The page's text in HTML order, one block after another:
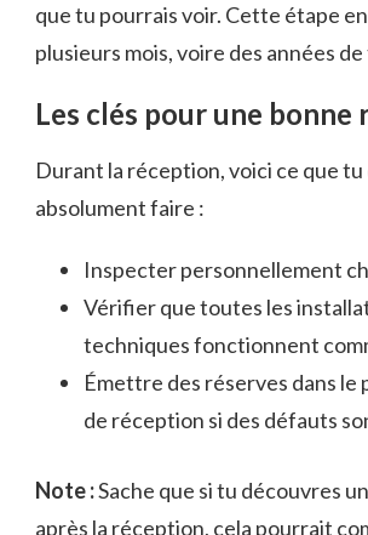
que tu pourrais voir. Cette étape
plusieurs mois, voire des années
Les clés pour une bonne
Durant la réception, voici ce que tu
absolument faire :
Inspecter personnellement
Vérifier que toutes les
techniques fonctionnent
Émettre des réserves dans le
de réception si des défauts
Note :Sache que si tu découvres
après la réception, cela pourrait